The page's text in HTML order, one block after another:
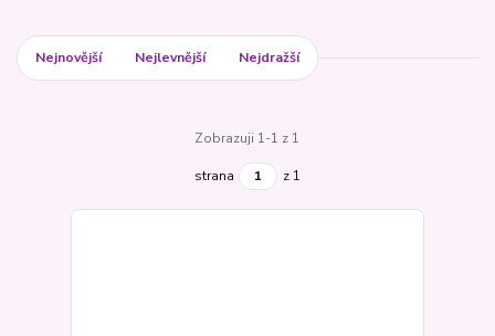
Nejnovější Nejlevnější Nejdražší
Zobrazuji 1-1 z 1
strana z 1